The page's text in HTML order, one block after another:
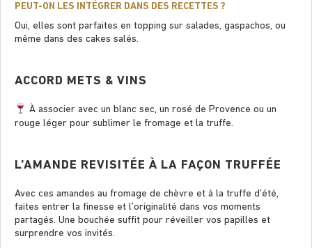
PEUT-ON LES INTÉGRER DANS DES RECETTES ?
Oui, elles sont parfaites en topping sur salades, gaspachos, ou
même dans des cakes salés.
ACCORD METS & VINS
À associer avec un blanc sec, un rosé de Provence ou un
rouge léger pour sublimer le fromage et la truffe.
L’AMANDE REVISITÉE À LA FAÇON TRUFFÉE
Avec ces amandes au fromage de chèvre et à la truffe d’été,
faites entrer la ﬁnesse et l’originalité dans vos moments
partagés. Une bouchée sufﬁt pour réveiller vos papilles et
surprendre vos invités.